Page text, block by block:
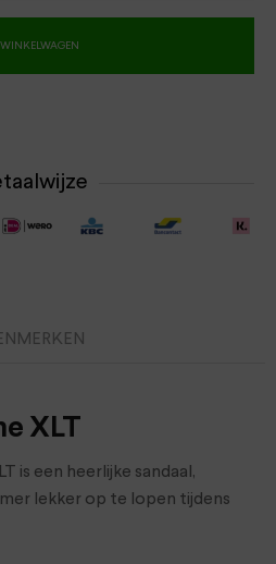
WINKELWAGEN
XLT
is een heerlijke sandaal,
lekker op te lopen tijdens